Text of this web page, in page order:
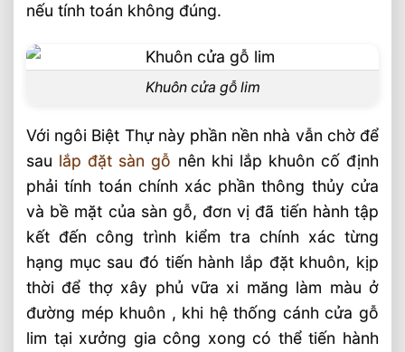
nếu tính toán không đúng.
Khuôn cửa gỗ lim
Với ngôi Biệt Thự này phần nền nhà vẫn chờ để
sau lắp đặt sàn gỗ nên khi lắp khuôn cố định
phải tính toán chính xác phần thông thủy cửa
và bề mặt của sàn gỗ, đơn vị đã tiến hành tập
kết đến công trình kiểm tra chính xác từng
hạng mục sau đó tiến hành lắp đặt khuôn, kịp
thời để thợ xây phủ vữa xi măng làm màu ở
đường mép khuôn , khi hệ thống cánh cửa gỗ
lim tại xưởng gia công xong có thể tiến hành